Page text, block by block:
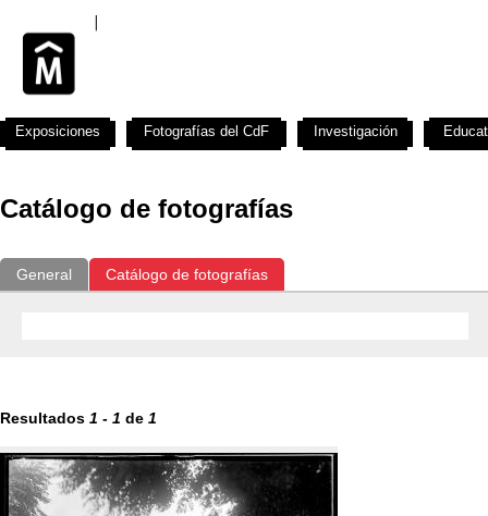
Catálogo de fotografías
General Catálogo de fotografías
Resultados 1 - 1 de 1
Exposiciones Fotografías del CdF Investigación